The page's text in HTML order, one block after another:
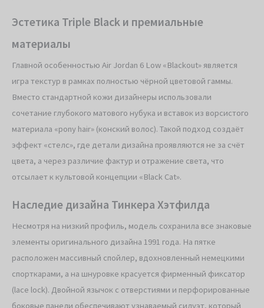
Эстетика Triple Black и премиальные
материалы
Главной особенностью Air Jordan 6 Low «Blackout» является
игра текстур в рамках полностью чёрной цветовой гаммы.
Вместо стандартной кожи дизайнеры использовали
сочетание глубокого матового нубука и вставок из ворсистого
материала «pony hair» (конский волос). Такой подход создаёт
эффект «стелс», где детали дизайна проявляются не за счёт
цвета, а через различие фактур и отражение света, что
отсылает к культовой концепции «Black Cat».
Наследие дизайна Тинкера Хэтфилда
Несмотря на низкий профиль, модель сохранила все знаковые
элементы оригинального дизайна 1991 года. На пятке
расположен массивный спойлер, вдохновленный немецкими
спорткарами, а на шнуровке красуется фирменный фиксатор
(lace lock). Двойной язычок с отверстиями и перфорированные
боковые панели обеспечивают узнаваемый силуэт, который